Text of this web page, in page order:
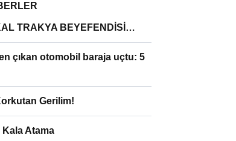
TRAKYA BEYEFENDİSİ…
çıkan otomobil baraja uçtu: 5
Gerilim!
Kala Atama